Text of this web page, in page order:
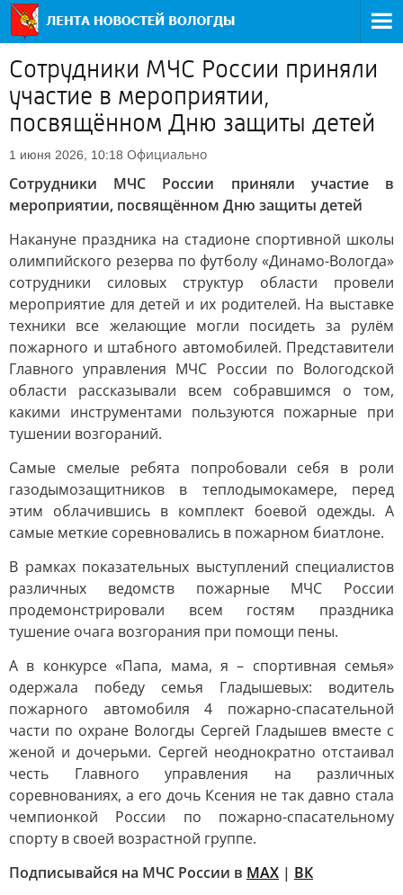
Сотрудники МЧС России приняли
участие в мероприятии,
посвящённом Дню защиты детей
1 июня 2026, 10:18 Официально
Сотрудники МЧС России приняли участие в
мероприятии, посвящённом Дню защиты детей
Накануне праздника на стадионе спортивной школы
олимпийского резерва по футболу «Динамо-Вологда»
сотрудники силовых структур области провели
мероприятие для детей и их родителей. На выставке
техники все желающие могли посидеть за рулём
пожарного и штабного автомобилей. Представители
Главного управления МЧС России по Вологодской
области рассказывали всем собравшимся о том,
какими инструментами пользуются пожарные при
тушении возгораний.
Самые смелые ребята попробовали себя в роли
газодымозащитников в теплодымокамере, перед
этим облачившись в комплект боевой одежды. А
самые меткие соревновались в пожарном биатлоне.
В рамках показательных выступлений специалистов
различных ведомств пожарные МЧС России
продемонстрировали всем гостям праздника
тушение очага возгорания при помощи пены.
А в конкурсе «Папа, мама, я – спортивная семья»
одержала победу семья Гладышевых: водитель
пожарного автомобиля 4 пожарно-спасательной
части по охране Вологды Сергей Гладышев вместе с
женой и дочерьми. Сергей неоднократно отстаивал
честь Главного управления на различных
соревнованиях, а его дочь Ксения не так давно стала
чемпионкой России по пожарно-спасательному
спорту в своей возрастной группе.
Подписывайся на МЧС России в MAX | ВК